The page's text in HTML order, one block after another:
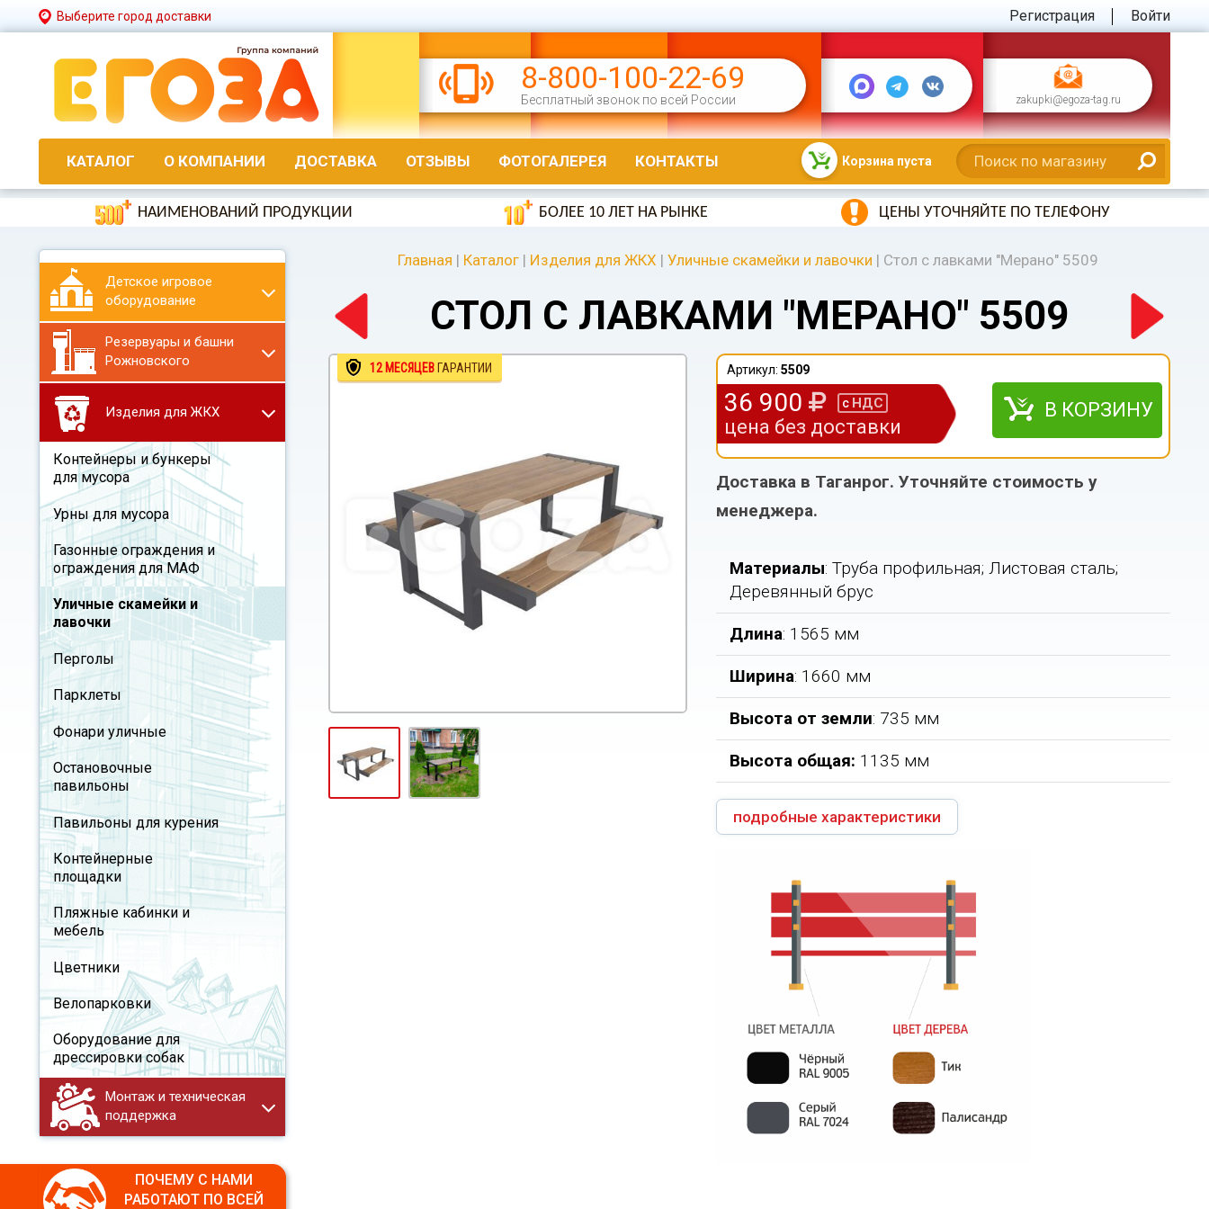
Выберите город доставки Регистрация Войти
8-800-100-22-69
Бесплатный звонок по всей России zakupki@egoza-tag.ru
КАТАЛОГ О КОМПАНИИ ДОСТАВКА ОТЗЫВЫ ФОТОГАЛЕРЕЯ КОНТАКТЫ Корзина пуста
НАИМЕНОВАНИЙ ПРОДУКЦИИ БОЛЕЕ 10 ЛЕТ НА РЫНКЕ ЦЕНЫ УТОЧНЯЙТЕ ПО ТЕЛЕФОНУ
Детское игровое
оборудование
Резервуары и башни
Рожновского
Изделия для ЖКХ
Контейнеры и бункеры
для мусора
Урны для мусора
Газонные ограждения и
ограждения для МАФ
Уличные скамейки и
лавочки
Перголы
Парклеты
Фонари уличные
Остановочные
павильоны
Павильоны для курения
Контейнерные
площадки
Пляжные кабинки и
мебель
Цветники
Велопарковки
Оборудование для
дрессировки собак
Монтаж и техническая
поддержка
ПОЧЕМУ С НАМИ
РАБОТАЮТ ПО ВСЕЙ
Главная | Каталог | Изделия для ЖКХ | Уличные скамейки и лавочки | Стол с лавками "Мерано" 5509
СТОЛ С ЛАВКАМИ "МЕРАНО" 5509
12 МЕСЯЦЕВ ГАРАНТИИ Артикул: 5509
36 900 с НДС
цена без доставки
В КОРЗИНУ
Доставка в Таганрог. Уточняйте стоимость у
менеджера.
Материалы: Труба профильная; Листовая сталь;
Деревянный брус
Длина: 1565 мм
Ширина: 1660 мм
Высота от земли: 735 мм
Высота общая: 1135 мм
подробные характеристики